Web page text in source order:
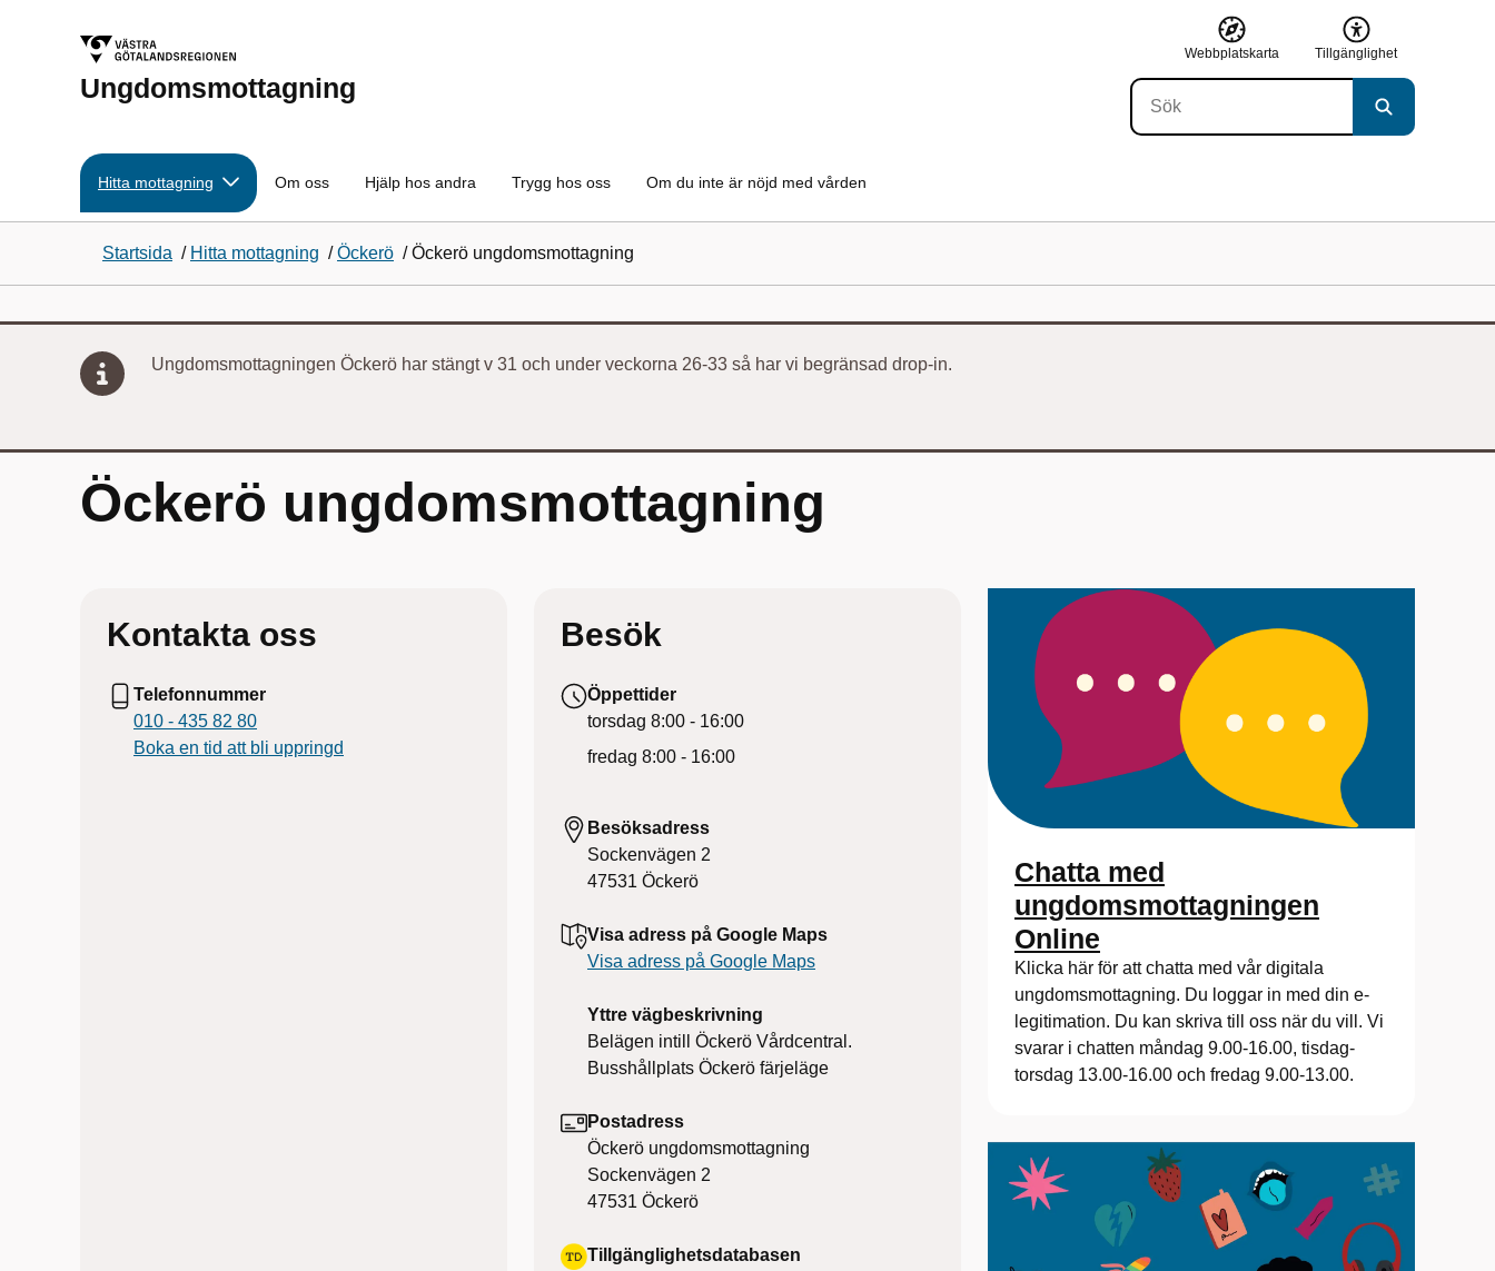
Ungdomsmottagning
Webbplatskarta Tillgänglighet
Hitta mottagning Om oss Hjälp hos andra Trygg hos oss Om du inte är nöjd med vården
Startsida / Hitta mottagning /Öckerö /Öckerö ungdomsmottagning
Ungdomsmottagningen Öckerö har stängt v 31 och under veckorna 26-33 så har vi begränsad drop-in.
Öckerö ungdomsmottagning
Kontakta oss
Telefonnummer
010 - 435 82 80
Boka en tid att bli uppringd
Besök
Öppettider
torsdag 8:00 - 16:00
fredag 8:00 - 16:00
Besöksadress
Sockenvägen 2
47531 Öckerö
Visa adress på Google Maps
Visa adress på Google Maps
Yttre vägbeskrivning
Belägen intill Öckerö Vårdcentral.
Busshållplats Öckerö färjeläge
Postadress
Öckerö ungdomsmottagning
Sockenvägen 2
47531 Öckerö
Tillgänglighetsdatabasen
Chatta med
ungdomsmottagningen
Online
Klicka här för att chatta med vår digitala
ungdomsmottagning. Du loggar in med din e-
legitimation. Du kan skriva till oss när du vill. Vi
svarar i chatten måndag 9.00-16.00, tisdag-
torsdag 13.00-16.00 och fredag 9.00-13.00.